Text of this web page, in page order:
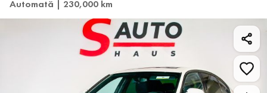
Automată | 230,000 km